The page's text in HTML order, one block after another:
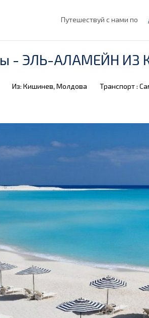
Путешествуй с нами по
- ЭЛЬ-АЛАМЕЙН ИЗ
Из: Кишинев, Молдова Транспорт :